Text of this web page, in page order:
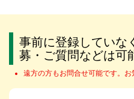
事前に登録していな
募・ご質問などは可
遠方の方もお問合せ可能です。お